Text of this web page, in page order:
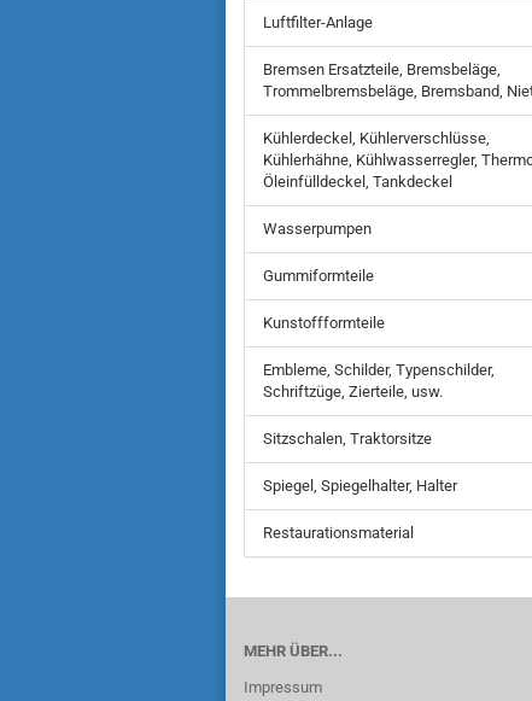
Luftfilter-Anlage
Bremsen Ersatzteile, Bremsbeläge,
Trommelbremsbeläge, Bremsband,
Kühlerdeckel, Kühlerverschlüsse,
Kühlerhähne, Kühlwasserregler,
Öleinfülldeckel, Tankdeckel
Wasserpumpen
Gummiformteile
Kunstoffformteile
Embleme, Schilder, Typenschilder,
Schriftzüge, Zierteile, usw.
Sitzschalen, Traktorsitze
Spiegel, Spiegelhalter, Halter
Restaurationsmaterial
MEHR ÜBER...
Impressum